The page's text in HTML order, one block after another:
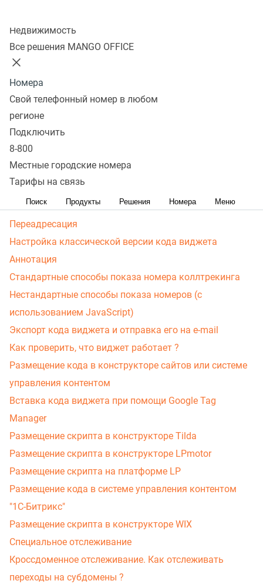
Недвижимость
Все решения MANGO OFFICE
Номера
Свой телефонный номер в любом
регионе
Подключить
8-800
Местные городские номера
Тарифы на связь
Поиск Продукты Решения Номера Меню
Общие сведения о коде виджета
Создание и базовая настройка кода виджета
Коллтрекинга MANGO OFFICE
Настройка новой версии кода виджета
Аннотация
Об интерфейсе настроек новой версии кода виджета
Поиск по номеру
Поиск номера по имени класса (class) элемента
Поиск номера по селектору элемента
Показ номера в коде региона
Показ на кнопке "Позвонить"
Переадресация
Настройка классической версии кода виджета
Аннотация
Стандартные способы показа номера коллтрекинга
Нестандартные способы показа номеров (с
использованием JavaScript)
Экспорт кода виджета и отправка его на e-mail
Как проверить, что виджет работает ?
Размещение кода в конструкторе сайтов или системе
управления контентом
Вставка кода виджета при помощи Google Tag
Manager
Размещение скрипта в конструкторе Tilda
Размещение скрипта в конструкторе LPmotor
Размещение скрипта на платформе LP
Размещение кода в системе управления контентом
"1С-Битрикс"
Размещение скрипта в конструкторе WIX
Специальное отслеживание
Кроссдоменное отслеживание. Как отслеживать
переходы на субдомены ?